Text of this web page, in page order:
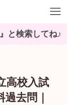
ね♪
高校入試
去問｜